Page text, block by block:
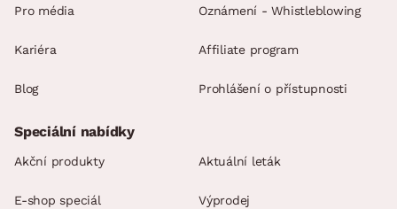
Pro média
Kariéra
Blog
Oznámení - Whistleblowing
Affiliate program
Prohlášení o přístupnosti
Speciální nabídky
Akční produkty Aktuální leták
E-shop speciál Výprodej